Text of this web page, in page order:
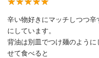
辛い物好きにマッチしつつ
にしています。
背油は別皿でつけ麺のよう
せて食べると